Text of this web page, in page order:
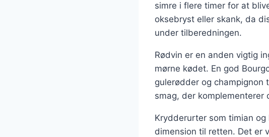
simre i flere timer for at
oksebryst eller skank, da
under tilberedningen.
Rødvin er en anden vigtig
mørne kødet. En god
gulerødder og
smag, der komplementerer
Krydderurter som timian
dimension til retten. Det er